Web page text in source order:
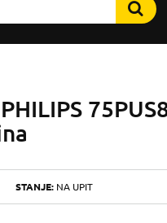
STANJE: NA UPIT